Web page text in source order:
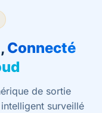
Connecté
de sortie
surveillé